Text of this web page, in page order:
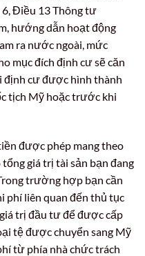
Điều 13 Thông tư
hướng dẫn hoạt động
ra nước ngoài, mức
mục đích định cư sẽ căn
định cư được hình thành
tịch Mỹ hoặc trước khi
được phép mang theo
giá trị tài sản bạn đang
trường hợp bạn cần
phí liên quan đến thủ tục
trị đầu tư để được cấp
tệ được chuyển sang Mỹ
từ phía nhà chức trách